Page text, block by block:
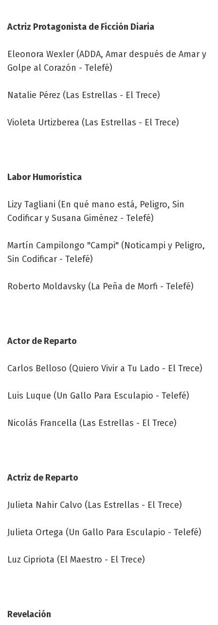
Actriz Protagonista de Ficción Diaria
Eleonora Wexler (ADDA, Amar después de Amar y
Golpe al Corazón - Telefé)
Natalie Pérez (Las Estrellas - El Trece)
Violeta Urtizberea (Las Estrellas - El Trece)
Labor Humorística
Lizy Tagliani (En qué mano está, Peligro, Sin
Codificar y Susana Giménez - Telefé)
Martín Campilongo "Campi" (Noticampi y Peligro,
Sin Codificar - Telefé)
Roberto Moldavsky (La Peña de Morfi - Telefé)
Actor de Reparto
Carlos Belloso (Quiero Vivir a Tu Lado - El Trece)
Luis Luque (Un Gallo Para Esculapio - Telefé)
Nicolás Francella (Las Estrellas - El Trece)
Actriz de Reparto
Julieta Nahir Calvo (Las Estrellas - El Trece)
Julieta Ortega (Un Gallo Para Esculapio - Telefé)
Luz Cipriota (El Maestro - El Trece)
Revelación